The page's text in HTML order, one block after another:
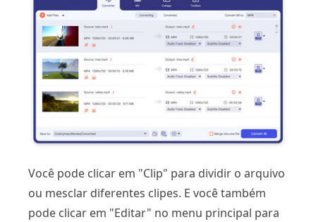
Você pode clicar em "Clip" para dividir o arquivo
ou mesclar diferentes clipes. E você também
pode clicar em "Editar" no menu principal para